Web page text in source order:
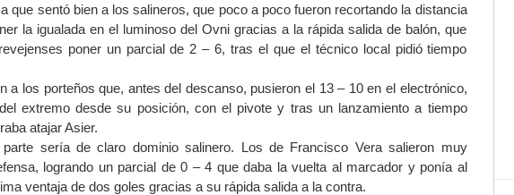
que sentó bien a los salineros, que poco a poco fueron recortando la distancia
la igualada en el luminoso del Ovni gracias a la rápida salida de balón, que
poner un parcial de 2 – 6, tras el que el técnico local pidió tiempo
a los porteños que, antes del descanso, pusieron el 13 – 10 en el electrónico,
extremo desde su posición, con el pivote y tras un lanzamiento a tiempo
atajar Asier.
sería de claro dominio salinero. Los de Francisco Vera salieron muy
logrando un parcial de 0 – 4 que daba la vuelta al marcador y ponía al
ventaja de dos goles gracias a su rápida salida a la contra.